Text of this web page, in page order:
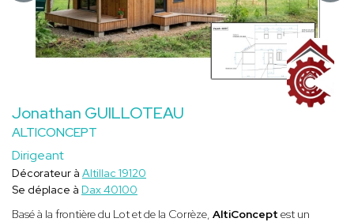
Jonathan GUILLOTEAU
ALTICONCEPT
Dirigeant
Décorateur à Altillac 19120
Se déplace à Dax 40100
Basé à la frontière du Lot et de la Corrèze, AltiConcept est un